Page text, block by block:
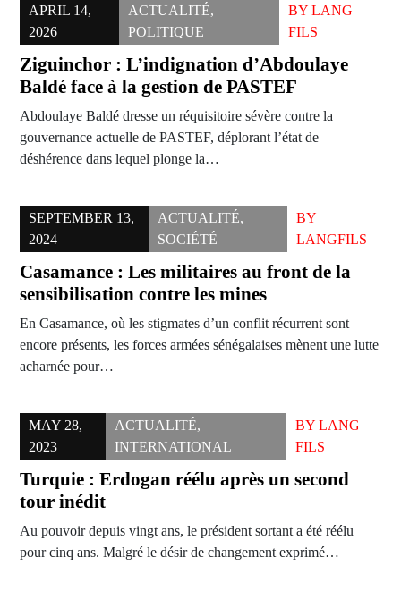
APRIL 14,
2026
ACTUALITÉ,
POLITIQUE
BYLANG
FILS
Ziguinchor : L’indignation d’Abdoulaye
Baldé face à la gestion de PASTEF
Abdoulaye Baldé dresse un réquisitoire sévère contre la
gouvernance actuelle de PASTEF, déplorant l’état de
déshérence dans lequel plonge la…
SEPTEMBER 13,
2024
ACTUALITÉ,
SOCIÉTÉ
BY
LANGFILS
Casamance : Les militaires au front de la
sensibilisation contre les mines
En Casamance, où les stigmates d’un conflit récurrent sont
encore présents, les forces armées sénégalaises mènent une lutte
acharnée pour…
MAY 28,
2023
ACTUALITÉ,
INTERNATIONAL
BY LANG
FILS
Turquie : Erdogan réélu après un second
tour inédit
Au pouvoir depuis vingt ans, le président sortant a été réélu
pour cinq ans. Malgré le désir de changement exprimé…